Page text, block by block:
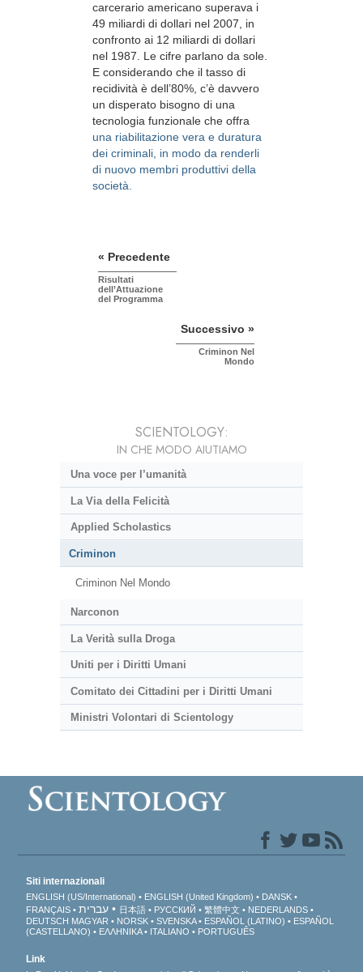
carcerario americano superava i
49 miliardi di dollari nel 2007, in
confronto ai 12 miliardi di dollari
nel 1987. Le cifre parlano da sole.
E considerando che il tasso di
recidività è dell’80%, c’è davvero
un disperato bisogno di una
tecnologia funzionale che offra
una riabilitazione vera e duratura
dei criminali, in modo da renderli
di nuovo membri produttivi della
società.
« Precedente
Risultati
dell’Attuazione
del Programma
Successivo »
Criminon Nel
Mondo
SCIENTOLOGY:
IN CHE MODO AIUTIAMO
Una voce per l’umanità
La Via della Felicità
Applied Scholastics
Criminon
Criminon Nel Mondo
Narconon
La Verità sulla Droga
Uniti per i Diritti Umani
Comitato dei Cittadini per i Diritti Umani
Ministri Volontari di Scientology
Siti internazionali
ENGLISH (US/International) ENGLISH (United Kingdom)
DANSK
FRANÇAIS
עברית 日本語 РУССКИЙ 繁體中文
NEDERLANDS
DEUTSCH MAGYAR NORSK SVENSKA ESPAÑOL (LATINO)
ESPAÑOL
(CASTELLANO)
ΕΛΛΗΝΙΚA ITALIANO PORTUGUÊS
Link